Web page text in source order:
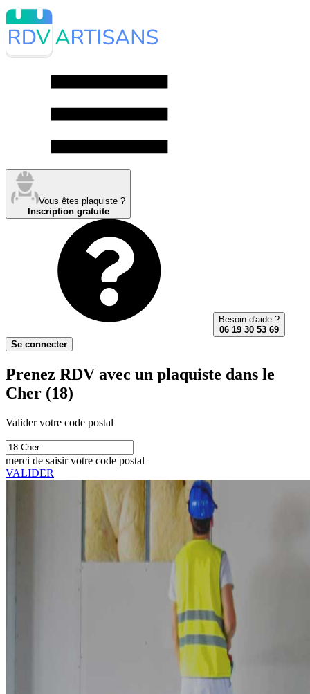
Vous êtes plaquiste ?
Inscription gratuite
Besoin d'aide ?
06 19 30 53 69
Se connecter
Prenez RDV avec un plaquiste dans le
Cher (18)
Valider votre code postal
merci de saisir votre code postal
VALIDER